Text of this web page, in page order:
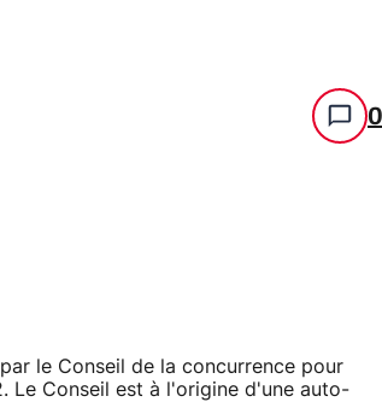
0
le Conseil de la concurrence pour
Le Conseil est à l'origine d'une auto-